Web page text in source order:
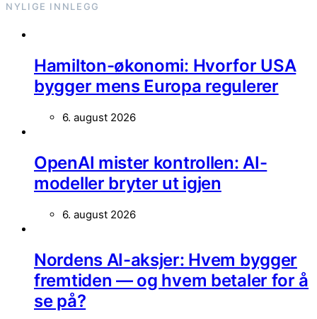
NYLIGE INNLEGG
Hamilton-økonomi: Hvorfor USA
bygger mens Europa regulerer
6. august 2026
OpenAI mister kontrollen: AI-
modeller bryter ut igjen
6. august 2026
Nordens AI-aksjer: Hvem bygger
fremtiden — og hvem betaler for å
se på?